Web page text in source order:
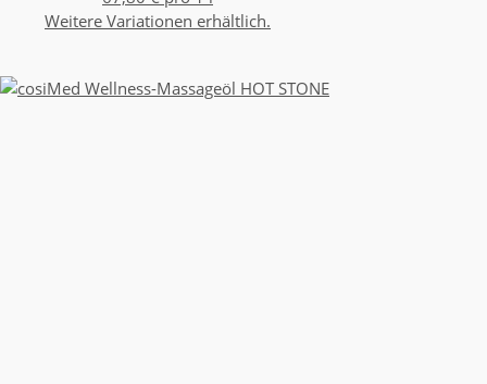
Weitere Variationen erhältlich.